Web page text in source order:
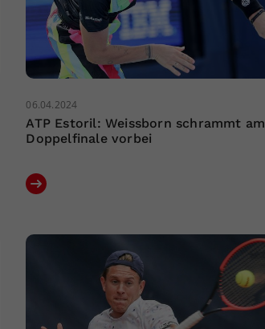
06.04.2024
ATP Estoril: Weissborn schrammt am
Doppelfinale vorbei